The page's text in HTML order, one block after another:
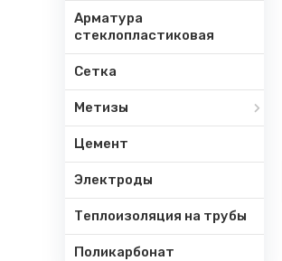
Арматура
стеклопластиковая
Сетка
Метизы
Цемент
Электроды
Теплоизоляция на трубы
Поликарбонат